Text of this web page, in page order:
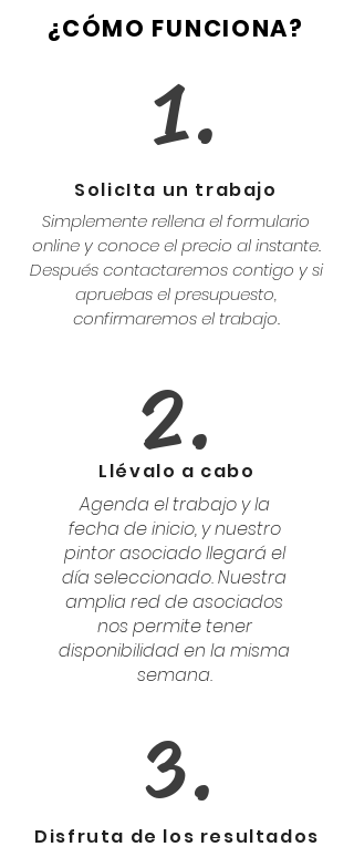
¿CÓMO FUNCIONA?
1.
SolicIta un trabajo
Simplemente rellena el formulario
online y conoce el precio al instante.
Después contactaremos contigo y si
apruebas el presupuesto,
confirmaremos el trabajo.
2.
Llévalo a cabo
Agenda el trabajo y la
fecha de inicio, y nuestro
pintor asociado llegará el
día seleccionado. Nuestra
amplia red de asociados
nos permite tener
disponibilidad en la misma
semana.
3.
Disfruta de los resultados